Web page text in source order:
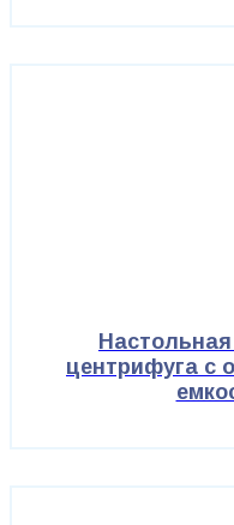
центрифуга с